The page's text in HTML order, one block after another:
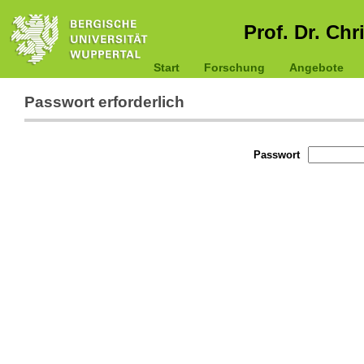
Prof. Dr.
Start Forschung Angebote
Passwort erforderlich
Passwort